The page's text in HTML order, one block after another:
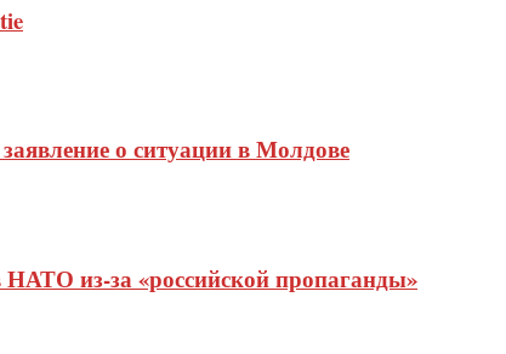
о ситуации в Молдове
НАТО из-за «российской пропаганды»